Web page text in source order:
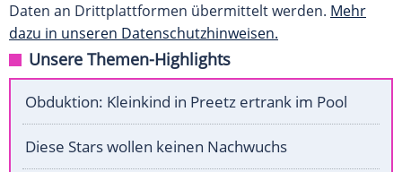
Daten an Drittplattformen übermittelt werden. Mehr
dazu in unseren Datenschutzhinweisen.
Unsere Themen-Highlights
Obduktion: Kleinkind in Preetz ertrank im Pool
Diese Stars wollen keinen Nachwuchs